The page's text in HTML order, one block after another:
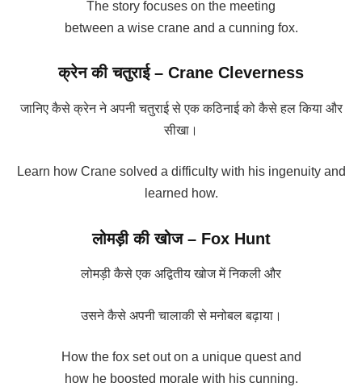
The story focuses on the meeting
between a wise crane and a cunning fox.
क्रेन की चतुराई – Crane Cleverness
जानिए कैसे क्रेन ने अपनी चतुराई से एक कठिनाई को कैसे हल किया और
सीखा।
Learn how Crane solved a difficulty with his ingenuity and
learned how.
लोमड़ी की खोज – Fox Hunt
लोमड़ी कैसे एक अद्वितीय खोज में निकली और
उसने कैसे अपनी चालाकी से मनोबल बढ़ाया।
How the fox set out on a unique quest and
how he boosted morale with his cunning.